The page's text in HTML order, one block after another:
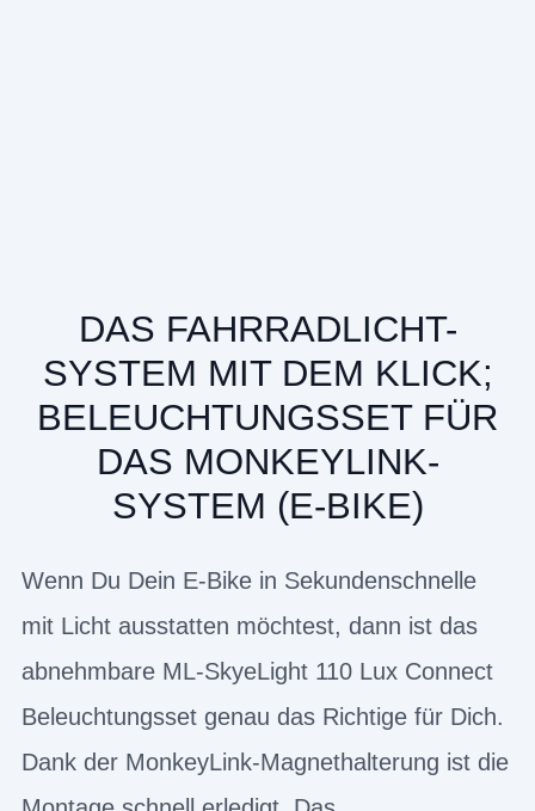
DAS FAHRRADLICHT-
SYSTEM MIT DEM KLICK;
BELEUCHTUNGSSET FÜR
DAS MONKEYLINK-
SYSTEM (E-BIKE)
Wenn Du Dein E-Bike in Sekundenschnelle
mit Licht ausstatten möchtest, dann ist das
abnehmbare ML-SkyeLight 110 Lux Connect
Beleuchtungsset genau das Richtige für Dich.
Dank der MonkeyLink-Magnethalterung ist die